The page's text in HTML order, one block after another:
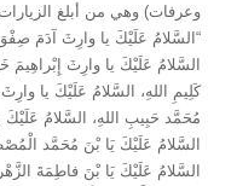
وعرفات) وهي من أبلغ
“السَّلامُ عَلَيْكَ يا وارِثَ آدَمَ
السَّلامُ عَلَيْكَ يا وارِثَ
كَلِيمِ اللهِ، السَّلامُ عَلَيْكَ يا
مُحَمَّد حَبِيبِ اللهِ، السَّلامُ عَلَيْكَ
السَّلامُ عَلَيْكَ يَا بْنَ مُحَمَّد
السَّلامُ عَلَيْكَ يَا بْنَ فاطِمَةَ